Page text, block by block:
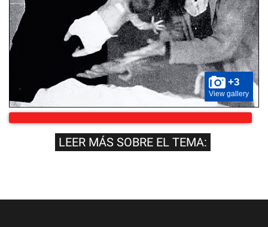
+3
View gallery
LEER MÁS SOBRE EL TEMA: